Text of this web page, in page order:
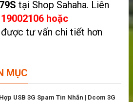
tại Shop Sahaha. Liên
19002106 hoặc
tư vấn chi tiết hơn
MỤC
USB 3G Spam Tin Nhắn | Dcom 3G